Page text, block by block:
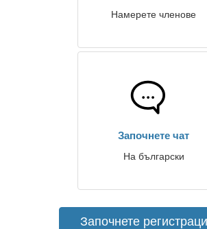
Намерете членове
Започнете чат
На български
Започнете